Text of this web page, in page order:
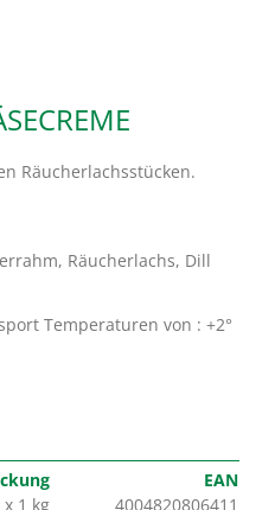
Räucherlachsstücken.
Räucherlachs, Dill
Temperaturen von : +2°
EAN
x 1 kg 4004820806411